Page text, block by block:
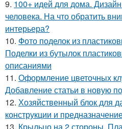
9. 100+ идей для дома.
человека. На что обратить
интерьера?
10. Фото поделок из
Поделки из бутылок
описаниями
11. Оформление цветочных
Добавление статьи в новую
12. Хозяйственный блок для
конструкции и